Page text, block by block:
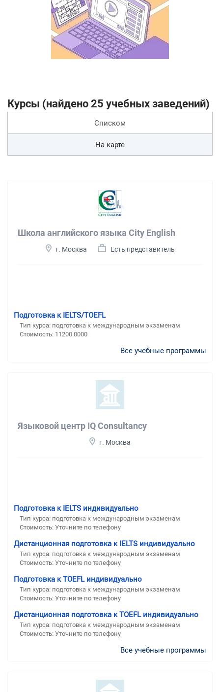
Курсы (найдено 25 учебных заведений)
Списком
На карте
Школа английского языка City English
г. Москва Есть представитель
Подготовка к IELTS/TOEFL
Тип курса: подготовка к международным экзаменам
Стоимость: 11200.0000
Все учебные программы
Языковой центр IQ Consultancy
г. Москва
Подготовка к IELTS индивидуально
Тип курса: подготовка к международным экзаменам
Стоимость: Уточните по телефону
Дистанционная подготовка к IELTS индивидуально
Тип курса: подготовка к международным экзаменам
Стоимость: Уточните по телефону
Подготовка к TOEFL индивидуально
Тип курса: подготовка к международным экзаменам
Стоимость: Уточните по телефону
Дистанционная подготовка к TOEFL индивидуально
Тип курса: подготовка к международным экзаменам
Стоимость: Уточните по телефону
Все учебные программы